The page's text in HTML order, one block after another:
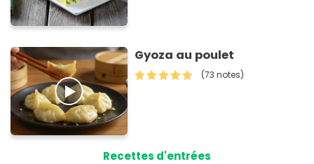
Gyoza au poulet
(73 notes)
Recettes d'entrées